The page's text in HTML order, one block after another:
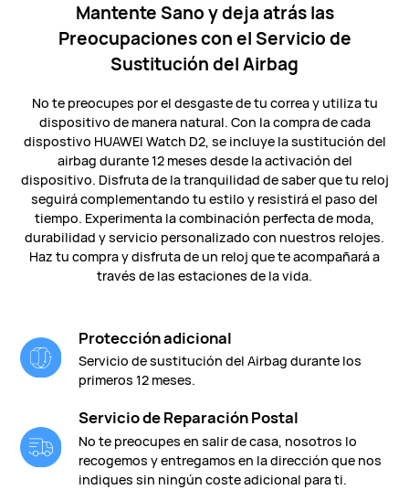
Mantente Sano y deja atrás las
Preocupaciones con el Servicio de
Sustitución del Airbag
No te preocupes por el desgaste de tu correa y utiliza tu
dispositivo de manera natural. Con la compra de cada
dispostivo HUAWEI Watch D2, se incluye la sustitución del
airbag durante 12 meses desde la activación del
dispositivo. Disfruta de la tranquilidad de saber que tu reloj
seguirá complementando tu estilo y resistirá el paso del
tiempo. Experimenta la combinación perfecta de moda,
durabilidad y servicio personalizado con nuestros relojes.
Haz tu compra y disfruta de un reloj que te acompañará a
través de las estaciones de la vida.
Protección adicional
Servicio de sustitución del Airbag durante los
primeros 12 meses.
Servicio de Reparación Postal
No te preocupes en salir de casa, nosotros lo
recogemos y entregamos en la dirección que nos
indiques sin ningún coste adicional para ti.